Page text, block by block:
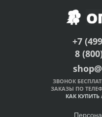
+7
8
ЗВОНОК
ЗАКАЗЫ ПО
КАК КУПИТЬ